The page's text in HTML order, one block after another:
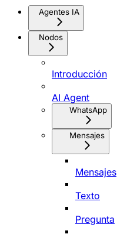
Agentes IA
Nodos
Introducción
AI Agent
WhatsApp
Mensajes
Mensajes
Texto
Pregunta